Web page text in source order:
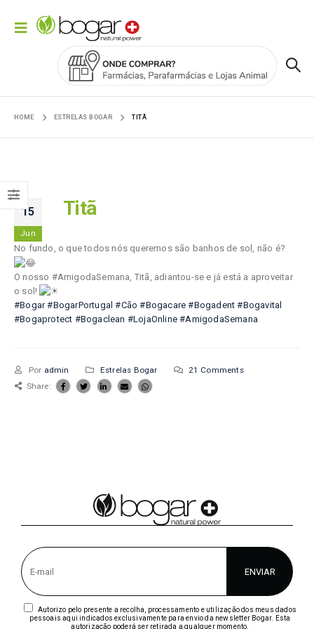
HOME ESTRELAS BOGAR TITÃ
15
Jun
Titã
No fundo, o que todos nós queremos são banhos de sol, não é?
O nosso #AmigodaSemana, Titã, adiantou-se e já está a aproveitar
o sol!
#Bogar #BogarPortugal #Cão #Bogacare #Bogadent #Bogavital
#Bogaprotect #Bogaclean #LojaOnline #AmigodaSemana
Por admin Estrelas Bogar
21 Comments
Share:
Autorizo pelo presente a recolha, processamento e utilização dos meus dados
pessoais aqui indicados exclusivamente para envio da newsletter Bogar. Esta
autorização poderá ser retirada a qualquer momento.